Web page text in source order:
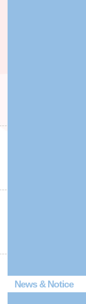
News & Notice